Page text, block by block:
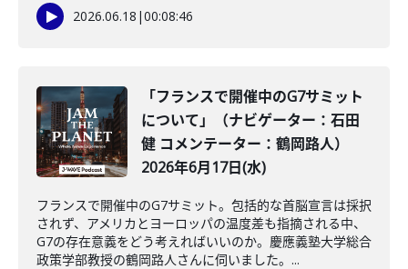
2026.06.18 |00:08:46
「フランスで開催中のG7サミット
について」（ナビゲーター：石田
健 コメンテーター：鶴岡路人）
2026年6月17日(水)
フランスで開催中のG7サミット。包括的な首脳宣言は採択
されず、アメリカとヨーロッパの温度差も指摘される中、
G7の存在意義をどう考えればいいのか。慶應義塾大学総合
政策学部教授の鶴岡路人さんに伺いました。...